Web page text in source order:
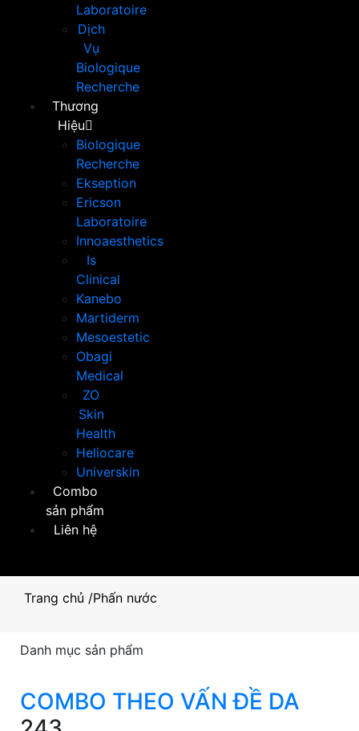
Laboratoire
Dịch
Vụ
Biologique
Recherche
Thương
Hiệu
Biologique
Recherche
Ekseption
Ericson
Laboratoire
Innoaesthetics
Is
Clinical
Kanebo
Martiderm
Mesoestetic
Obagi
Medical
ZO
Skin
Health
Heliocare
Universkin
Combo
sản phẩm
Liên hệ
Trang chủ /Phấn nước
Danh mục sản phẩm
COMBO THEO VẤN ĐỀ DA